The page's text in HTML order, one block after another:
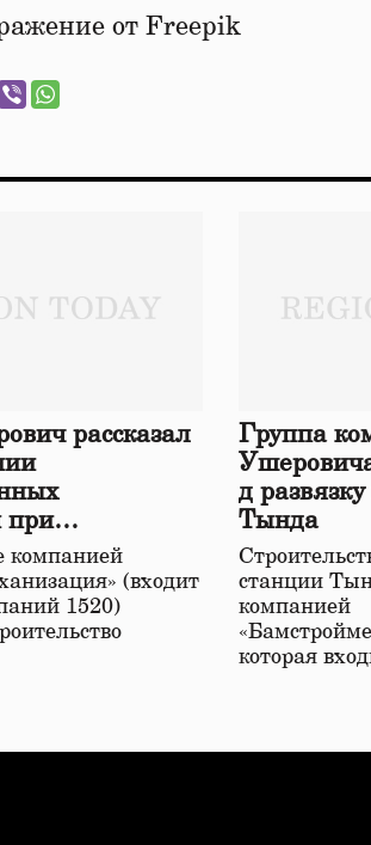
от Freepik
рассказал
при
нового моста
компанией
(входит
1520)
Группа
д
Тында
станции
компанией
которая